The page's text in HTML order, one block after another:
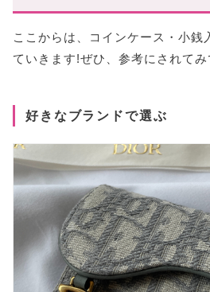
ここからは、コインケース・小銭
ていきます!ぜひ、参考にされてみ
好きなブランドで選ぶ